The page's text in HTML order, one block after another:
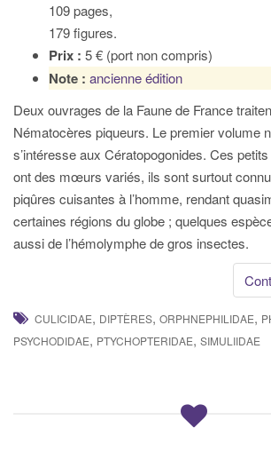
109 pages,
179 figures.
Prix : 5 € (port non compris)
Note : ancienne édition
Deux ouvrages de la Faune de France
Nématocères piqueurs. Le premier volume
s’intéresse aux Cératopogonides. Ces
ont des mœurs variés, ils sont surtout
piqûres cuisantes à l’homme, rendant
certaines régions du globe ; quelques
aussi de l’hémolymphe de gros insectes.
CULICIDAE, DIPTÈRES, ORPHNEPHILIDAE,
PSYCHODIDAE, PTYCHOPTERIDAE, SIMULIIDAE